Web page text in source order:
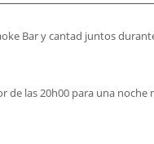
Bar y cantad juntos
de las 20h00 para una noche